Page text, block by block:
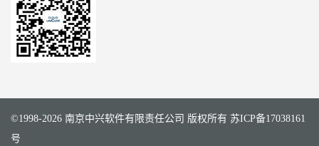
©1998-2026 南京中兴软件有限责任公司 版权所有 苏ICP备17038161
号